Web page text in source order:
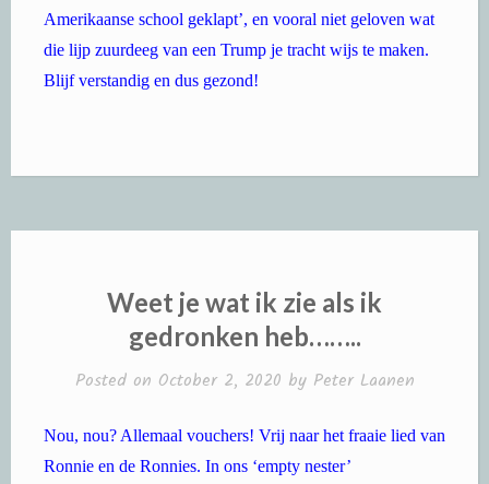
Amerikaanse school geklapt’, en vooral niet geloven wat
die lijp zuurdeeg van een Trump je tracht wijs te maken.
Blijf verstandig en dus gezond!
Weet je wat ik zie als ik
gedronken heb……..
Posted on October 2, 2020 by Peter Laanen
Nou, nou? Allemaal vouchers! Vrij naar het fraaie lied van
Ronnie en de Ronnies. In ons ‘empty nester’